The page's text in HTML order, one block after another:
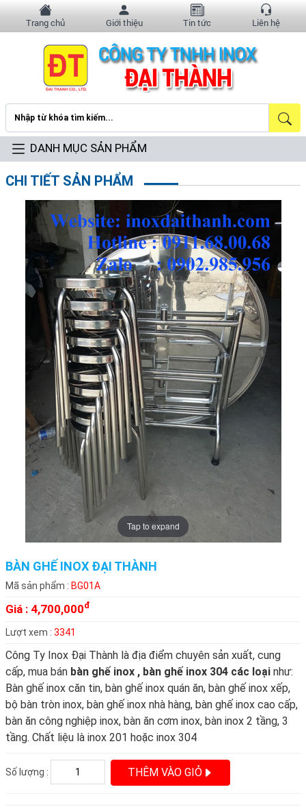
Trang chủ Giới thiệu Tin tức Liên hệ
DANH MỤC SẢN PHẨM
CHI TIẾT SẢN PHẨM
Tap to expand
BÀN GHẾ INOX ĐẠI THÀNH
Mã sản phẩm : BG01A
Giá : 4,700,000đ
Lượt xem : 3341
Công Ty Inox Đại Thành là địa điểm chuyên sản xuất, cung
cấp, mua bán bàn ghế inox , bàn ghế inox 304 các loại như:
Bàn ghế inox căn tin, bàn ghế inox quán ăn, bàn ghế inox xếp,
bộ bàn tròn inox, bàn ghế inox nhà hàng, bàn ghế inox cao cấp,
bàn ăn công nghiệp inox, bàn ăn cơm inox, bàn inox 2 tầng, 3
tầng. Chất liệu là inox 201 hoặc inox 304
Số lượng : THÊM VÀO GIỎ